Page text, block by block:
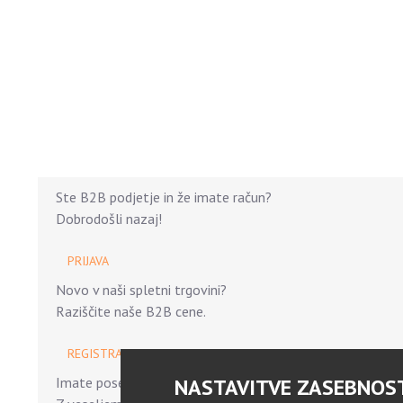
Ste B2B podjetje in že imate račun?
Dobrodošli nazaj!
PRIJAVA
Novo v naši spletni trgovini?
Raziščite naše B2B cene.
REGISTRACIJA
Imate posebne zahteve?NASTAVITVE